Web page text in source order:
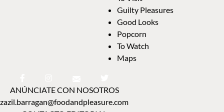
Guilty Pleasures
Good Looks
Popcorn
To Watch
Maps
ANÚNCIATE CON NOSOTROS
zazil.barragan@foodandpleasure.com